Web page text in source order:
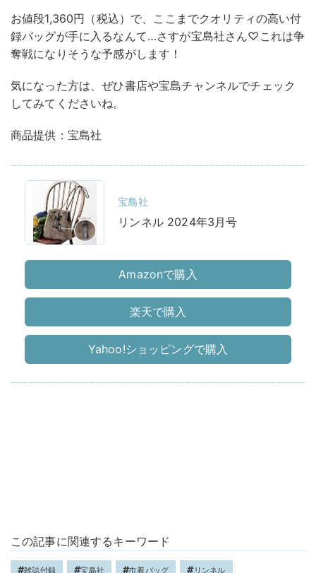
お値段1,360円（税込）で、ここまでクオリティの高い付
録バッグが手に入るなんて…さすが宝島社さん♡これは争
奪戦になりそうな予感がします！
気になった方は、ぜひ書店や宝島チャンネルでチェック
してみてくださいね。
商品提供：宝島社
宝島社
リンネル 2024年3月号
Amazonで購入
楽天で購入
Yahoo!ショッピングで購入
この記事に関連するキーワード
雑誌付録 宝島社 巾着バッグ リンネル